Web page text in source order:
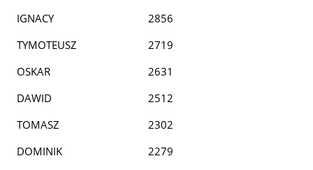
IGNACY
2856
TYMOTEUSZ
2719
OSKAR
2631
DAWID
2512
TOMASZ
2302
DOMINIK
2279